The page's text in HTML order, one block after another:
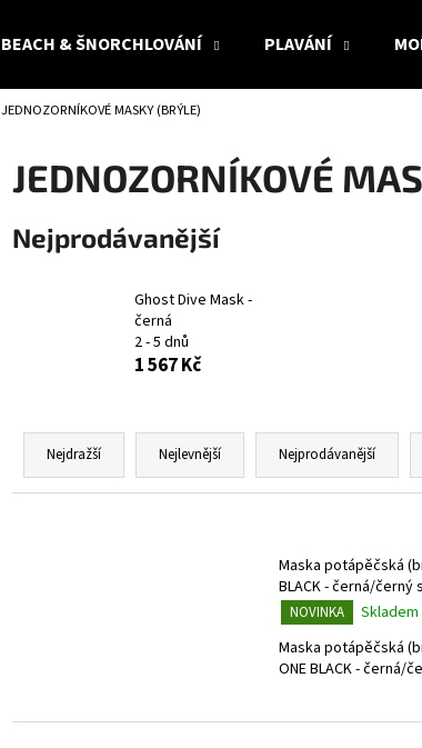
BEACH & ŠNORCHLOVÁNÍ PLAVÁNÍ
JEDNOZORNÍKOVÉ MASKY (BRÝLE)
JEDNOZORNÍKOVÉ
Nejprodávanější
Ghost Dive Mask -
černá
2 - 5 dnů
1 567 Kč
Ř
z
u
Nejdražší Nejlevnější Nejprodávanější
o
Maska potápěčská
BLACK - černá/černý
NOVINKA Skladem
Maska potápěčská
ONE BLACK - černá/
Co potřebujete najít?
Doporučujeme